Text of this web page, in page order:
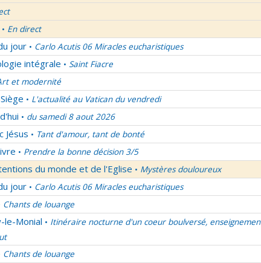
• En direct
jour • Carlo Acutis 06 Miracles eucharistiques
intégrale • Saint Fiacre
et modernité
• L'actualité au Vatican du vendredi
• du samedi 8 aout 2026
Jésus • Tant d'amour, tant de bonté
• Prendre la bonne décision 3/5
du monde et de l'Eglise • Mystères douloureux
jour • Carlo Acutis 06 Miracles eucharistiques
Chants de louange
le-Monial • Itinéraire nocturne d'un coeur boulversé,
Chants de louange